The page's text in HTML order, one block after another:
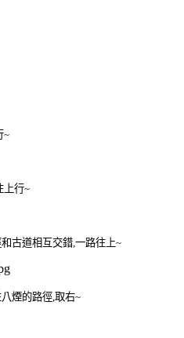
~
上行~
古道相互交錯 一路往上~
煙的路徑 取右~